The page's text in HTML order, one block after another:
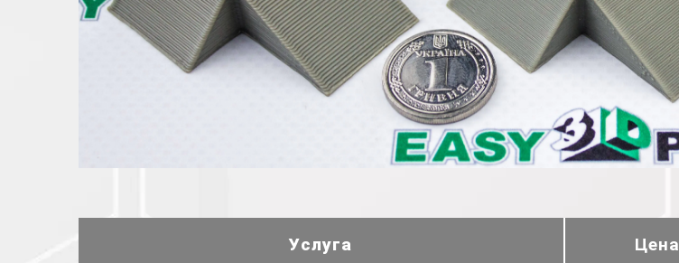
Услуга Цена